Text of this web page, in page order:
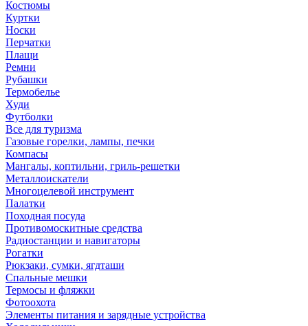
Костюмы
Куртки
Носки
Перчатки
Плащи
Ремни
Рубашки
Термобелье
Худи
Футболки
Все для туризма
Газовые горелки, лампы, печки
Компасы
Мангалы, коптильни, гриль-решетки
Металлоискатели
Многоцелевой инструмент
Палатки
Походная посуда
Противомоскитные средства
Радиостанции и навигаторы
Рогатки
Рюкзаки, сумки, ягдташи
Спальные мешки
Термосы и фляжки
Фотоохота
Элементы питания и зарядные устройства